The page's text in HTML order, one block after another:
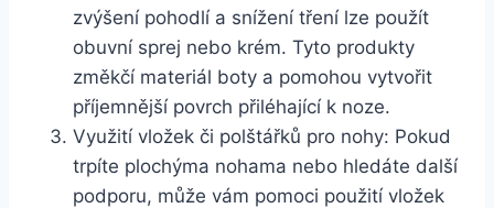
zvýšení pohodlí a snížení tření lze‍ použít
obuvní sprej nebo krém. Tyto produkty
změkčí materiál⁢ boty a⁣ pomohou vytvořit
příjemnější povrch​ přiléhající k noze.
Využití vložek či‌ polštářků pro nohy: Pokud
trpíte plochýma nohama nebo hledáte ‌další
podporu, může vám ​pomoci použití vložek